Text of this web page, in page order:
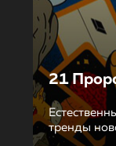
21
тренды